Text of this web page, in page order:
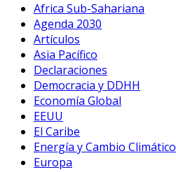
Africa Sub-Sahariana
Agenda 2030
Artículos
Asia Pacífico
Declaraciones
Democracia y DDHH
Economía Global
EEUU
El Caribe
Energía y Cambio Climático
Europa